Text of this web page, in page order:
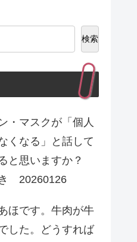
検索
・マスクが「個人
くなる」と話して
と思いますか？
20260126
ほです。牛肉が牛
した。どうすれば